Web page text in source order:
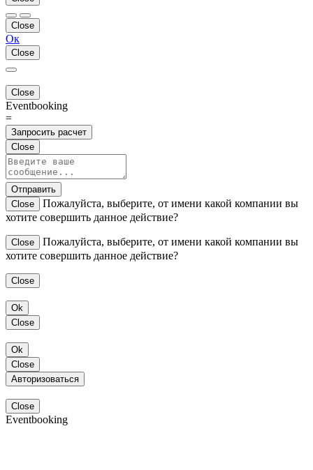
Close
Ок
Close
Close
Eventbooking
=
Запросить расчет
Close
Отправить
Close
Пожалуйста, выберите, от имени какой компании вы
хотите совершить данное действие?
Close
Пожалуйста, выберите, от имени какой компании вы
хотите совершить данное действие?
Close
Ok
Close
Ok
Close
Авторизоваться
Close
Eventbooking